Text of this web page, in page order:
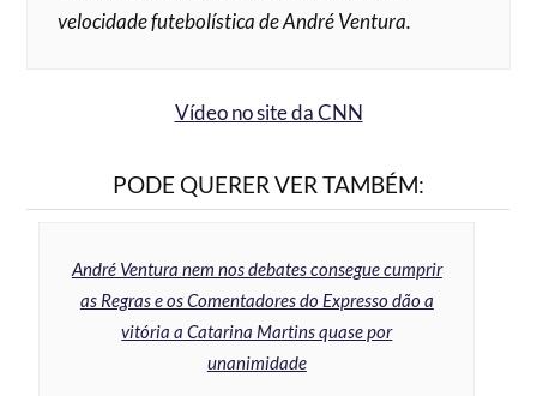
velocidade futebolística de André Ventura.
Vídeo no site da CNN
PODE QUERER VER TAMBÉM:
André Ventura nem nos debates consegue cumprir
as Regras e os Comentadores do Expresso dão a
vitória a Catarina Martins quase por
unanimidade